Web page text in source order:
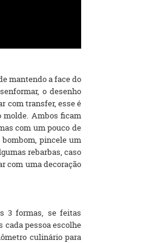
mantendo a face do
o desenho
com transfer, esse é
molde. Ambos ficam
com um pouco de
pincele um
rebarbas, caso
com uma decoração
3 formas, se feitas
pessoa escolhe
culinário para